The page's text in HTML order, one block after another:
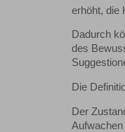
erhöht, die
Dadurch
des
Die
Der